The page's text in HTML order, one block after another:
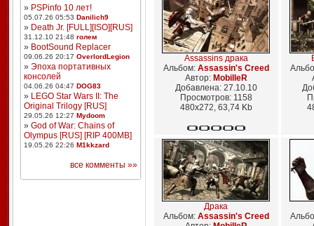
» PSPinfo 10 лет!
05.07.26 05:53 Danilich9
» Death Jr. [FULL][ISO][RUS]
31.12.10 21:48 голем
» BootSound Replacer
09.06.26 20:17 OverlordLegion
» Эпоха портативных
консолей
04.06.26 04:47 DOG83
» LEGO Star Wars II: The
Original Trilogy [RUS]
29.05.26 12:27 Mydoom
» God of War: Chains of
Olympus [RUS] [RIP 400MB]
19.05.26 22:26 M1kkzard
все комменты »»
Assassins драка
Альбом: Assassin's Creed
Автор: MobilleR
Добавлена: 27.10.10
Просмотров: 1158
480x272, 63,74 Kb
Драка
Альбом: Assassin's Creed